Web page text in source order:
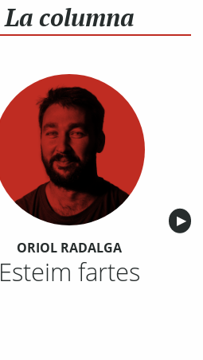
La columna
▶︎
ORIOL RADALGA
Esteim fartes